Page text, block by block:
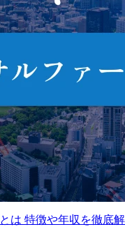
は 特徴や年収を徹底